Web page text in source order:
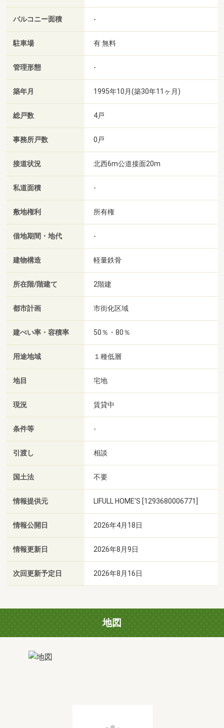
バルコニー面積 -
駐車場 有 無料
管理形態 -
築年月 1995年10月(築30年11ヶ月)
総戸数 4戸
事務所戸数 0戸
接道状況 北西6m公道接面20m
私道面積 -
敷地権利 所有権
借地期間・地代 -
建物構造 軽量鉄骨
所在階/階建て 2階建
都市計画 市街化区域
建ぺい率・容積率 50％・80％
用途地域 １種低層
地目 宅地
現況 賃貸中
条件等 -
引渡し 相談
国土法 不要
情報提供元 LIFULL HOME'S [1293680006771]
情報公開日 2026年4月18日
情報更新日 2026年8月9日
次回更新予定日 2026年8月16日
地図